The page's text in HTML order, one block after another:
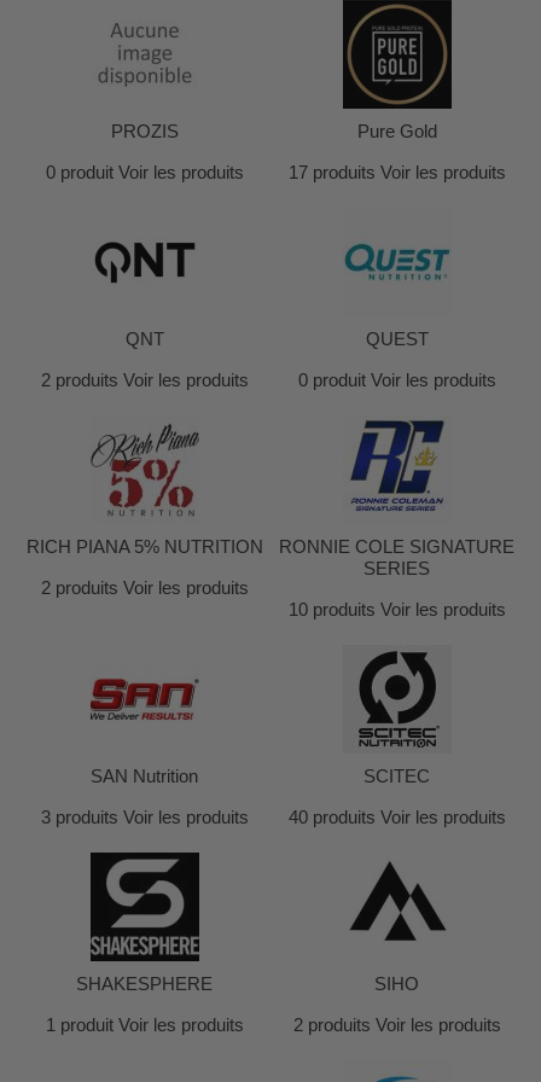
PROZIS
0 produit Voir les produits
Pure Gold
17 produits Voir les produits
QNT
2 produits Voir les produits
QUEST
0 produit Voir les produits
RICH PIANA 5% NUTRITION
2 produits Voir les produits
RONNIE COLE SIGNATURE
SERIES
10 produits Voir les produits
SAN Nutrition
3 produits Voir les produits
SCITEC
40 produits Voir les produits
SHAKESPHERE
1 produit Voir les produits
SIHO
2 produits Voir les produits